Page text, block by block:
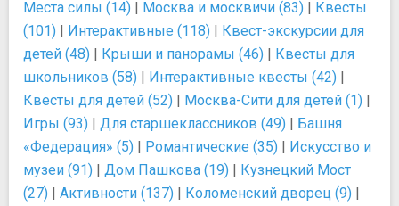
Места силы (14) | Москва и москвичи (83) | Квесты
(101) | Интерактивные (118) | Квест-экскурсии для
детей (48) | Крыши и панорамы (46) | Квесты для
школьников (58) | Интерактивные квесты (42) |
Квесты для детей (52) | Москва-Сити для детей (1) |
Игры (93) | Для старшеклассников (49) | Башня
«Федерация» (5) | Романтические (35) | Искусство и
музеи (91) | Дом Пашкова (19) | Кузнецкий Мост
(27) | Активности (137) | Коломенский дворец (9) |